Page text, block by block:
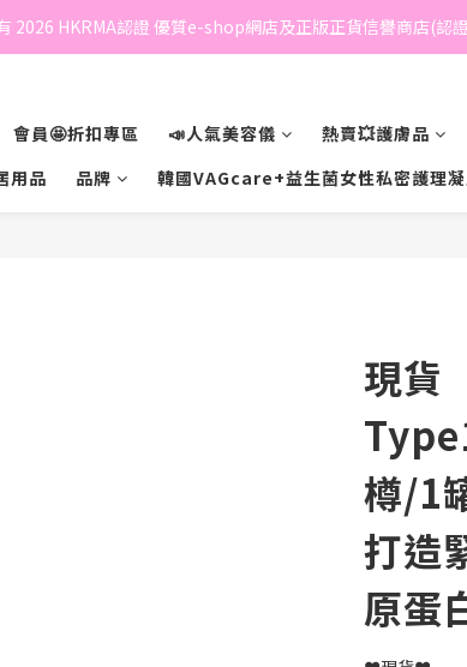
2026 HKRMA認證 優質e-shop網店及正版正貨信譽商店(認
會員🤩折扣專區
📣人氣美容儀 熱賣💥護膚品
用品
品牌 韓國VAGcare+益生菌女性私密護理
現貨
樽/1
打造
原蛋